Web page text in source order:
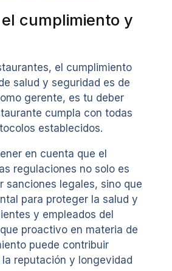
cumplimiento y
el cumplimiento
salud y seguridad es de
gerente, es tu deber
cumpla con todas
establecidos.
en cuenta que el
regulaciones no solo es
sanciones legales, sino que
para proteger la salud y
y empleados del
proactivo en materia de
puede contribuir
reputación y longevidad